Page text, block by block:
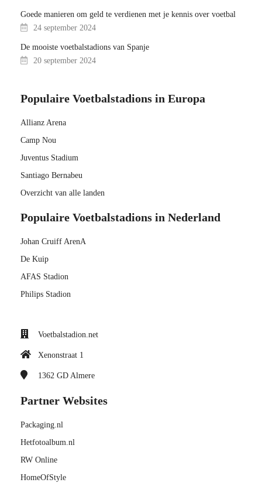
Goede manieren om geld te verdienen met je kennis over voetbal
24 september 2024
De mooiste voetbalstadions van Spanje
20 september 2024
Populaire Voetbalstadions in Europa
Allianz Arena
Camp Nou
Juventus Stadium
Santiago Bernabeu
Overzicht van alle landen
Populaire Voetbalstadions in Nederland
Johan Cruiff ArenA
De Kuip
AFAS Stadion
Philips Stadion
Voetbalstadion.net
Xenonstraat 1
1362 GD Almere
Partner Websites
Packaging.nl
Hetfotoalbum.nl
RW Online
HomeOfStyle